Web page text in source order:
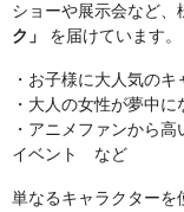
ショーや展示会など、
ク」
を届けています。
・お子様に大人気の
・大人の女性が夢中
・アニメファンから
イベント など
単なるキャラクターを